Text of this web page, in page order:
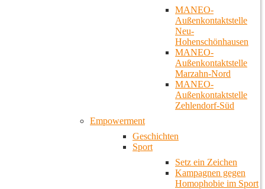
MANEO-
Außenkontaktstelle
Neu-
Hohenschönhausen
MANEO-
Außenkontaktstelle
Marzahn-Nord
MANEO-
Außenkontaktstelle
Zehlendorf-Süd
Empowerment
Geschichten
Sport
Setz ein Zeichen
Kampagnen gegen
Homophobie im Sport